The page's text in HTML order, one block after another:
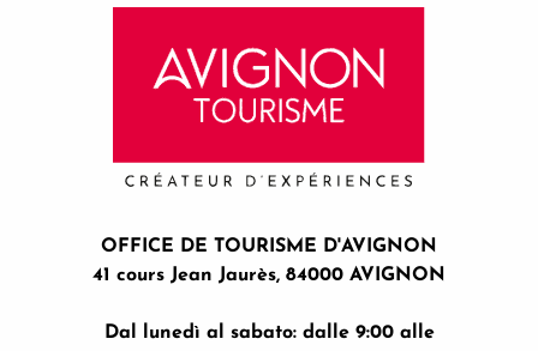
OFFICE DE TOURISME D'AVIGNON
41 cours Jean Jaurès, 84000 AVIGNON
Dal lunedì al sabato: dalle 9:00 alle